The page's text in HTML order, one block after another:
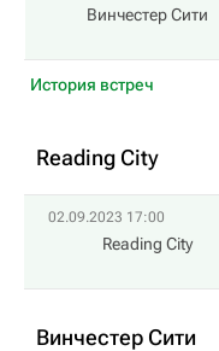
Винчестер Сити
История встреч
Reading City
02.09.2023 17:00
Reading City
Винчестер Сити